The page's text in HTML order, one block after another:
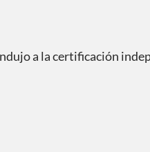
a la certificación